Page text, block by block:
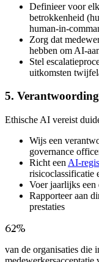
Definieer voor
betrokkenheid
human-in-
Zorg dat
hebben om AI-
Stel
uitkomsten
5.
Ethische AI vereist
Wijs een
governance
Richt een AI-
risicoclassificatie
Voer jaarlijks
Rapporteer aan
prestaties
62%
van de organisaties die